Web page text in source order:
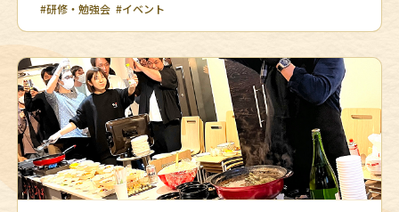
#研修・勉強会 #イベント